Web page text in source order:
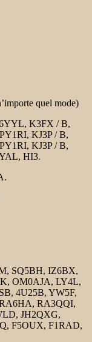
quel mode)
K3FX / B,
KJ3P / B,
KJ3P / B,
HI3.
SQ5BH, IZ6BX,
OM0AJA, LY4L,
4U25B, YW5F,
RA3QQI,
JH2QXG,
F5OUX, F1RAD,